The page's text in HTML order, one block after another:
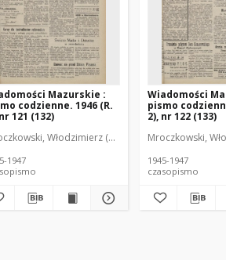
Mazurskie :
codzienne. 1946 (R.
121 (132)
Włodzimierz (1902-1971). Redaktor
1947
Wiadomości
pismo
2), nr 122 (133)
Mroczkowski,
1945-1947
czasopismo